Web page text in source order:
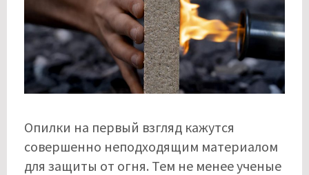
Опилки на первый взгляд кажутся
совершенно неподходящим материалом
для защиты от огня. Тем не менее ученые